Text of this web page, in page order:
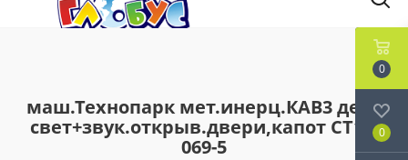
маш.Технопарк мет.инерц.КАВ3 дети
свет+звук.открыв.двери,капот СТ10-
069-5
0
0